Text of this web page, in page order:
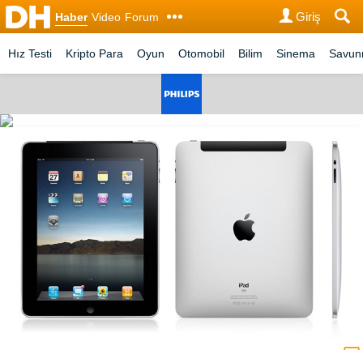
Haber Video Forum Giriş
Hız Testi Kripto Para Oyun Otomobil Bilim Sinema